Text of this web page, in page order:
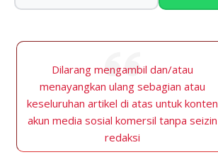
Dilarang mengambil dan/atau
menayangkan ulang sebagian atau
keseluruhan artikel di atas untuk konten
akun media sosial komersil tanpa seizin
redaksi